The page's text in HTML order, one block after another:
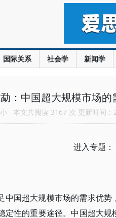
国际关系 社会学 新闻学
：中国超大规模市场的
小 本文共阅读 3167 次 更新时间
进入专题：
中国超大规模市场的需求优
定性的重要途径。中国超大